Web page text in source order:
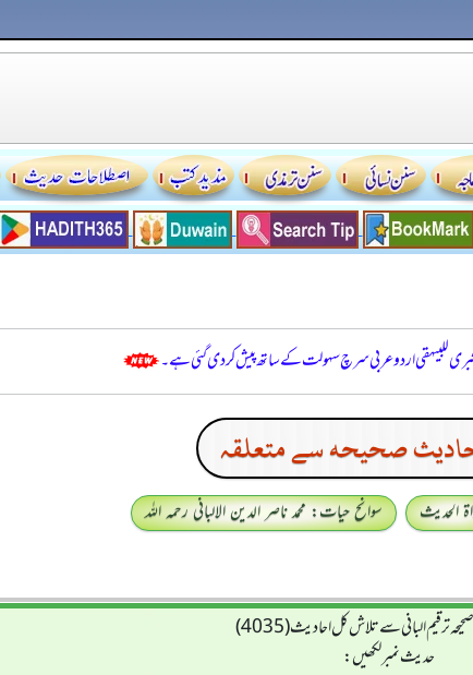
للبيهقي اردو عربی سرچ سہولت کے ساتھ پیش کر دی گئی ہے۔
صحيحه سے متعلقہ
الحدیث
سوانح حیات: محمد ناصر الدین الالبانی رحمہ اللہ
ترقیم البانی سے تلاش کل احادیث (4035)
حدیث نمبر لکھیں: